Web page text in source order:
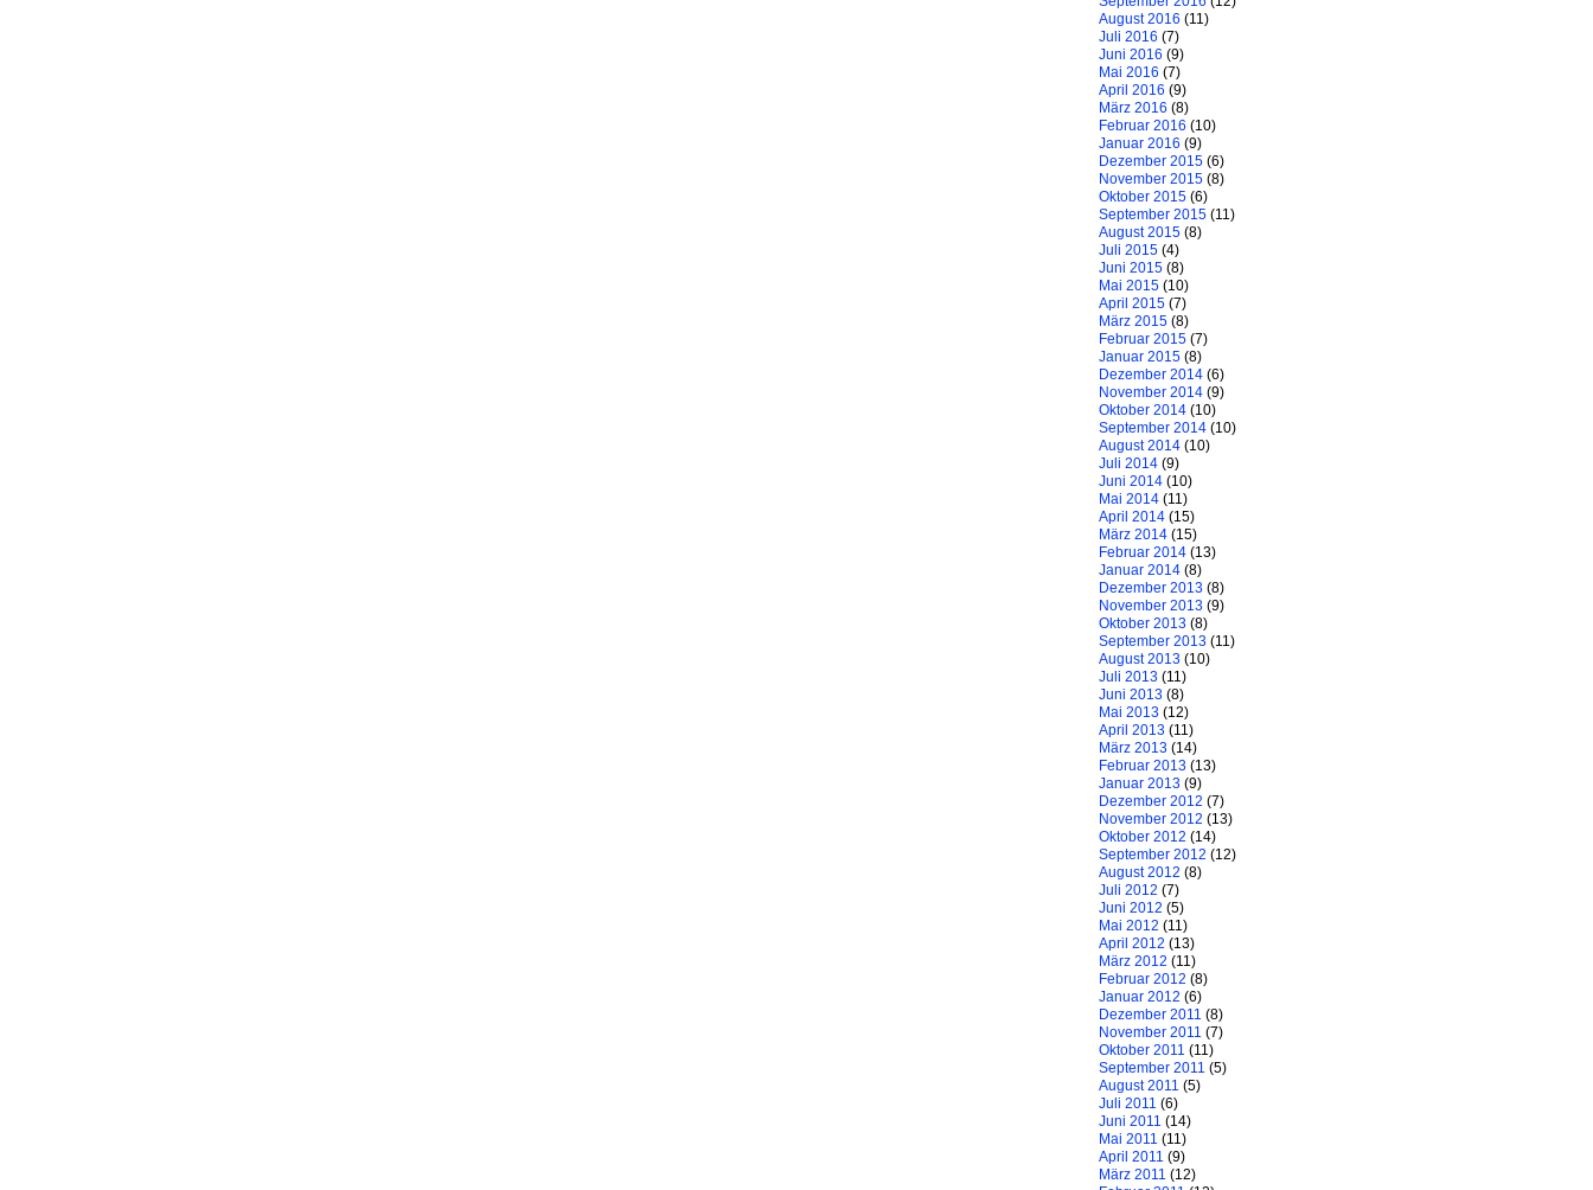
August 2016 (11)
Juli 2016 (7)
Juni 2016 (9)
Mai 2016 (7)
April 2016 (9)
März 2016 (8)
Februar 2016 (10)
Januar 2016 (9)
Dezember 2015 (6)
November 2015 (8)
Oktober 2015 (6)
September 2015 (11)
August 2015 (8)
Juli 2015 (4)
Juni 2015 (8)
Mai 2015 (10)
April 2015 (7)
März 2015 (8)
Februar 2015 (7)
Januar 2015 (8)
Dezember 2014 (6)
November 2014 (9)
Oktober 2014 (10)
September 2014 (10)
August 2014 (10)
Juli 2014 (9)
Juni 2014 (10)
Mai 2014 (11)
April 2014 (15)
März 2014 (15)
Februar 2014 (13)
Januar 2014 (8)
Dezember 2013 (8)
November 2013 (9)
Oktober 2013 (8)
September 2013 (11)
August 2013 (10)
Juli 2013 (11)
Juni 2013 (8)
Mai 2013 (12)
April 2013 (11)
März 2013 (14)
Februar 2013 (13)
Januar 2013 (9)
Dezember 2012 (7)
November 2012 (13)
Oktober 2012 (14)
September 2012 (12)
August 2012 (8)
Juli 2012 (7)
Juni 2012 (5)
Mai 2012 (11)
April 2012 (13)
März 2012 (11)
Februar 2012 (8)
Januar 2012 (6)
Dezember 2011 (8)
November 2011 (7)
Oktober 2011 (11)
September 2011 (5)
August 2011 (5)
Juli 2011 (6)
Juni 2011 (14)
Mai 2011 (11)
April 2011 (9)
März 2011 (12)